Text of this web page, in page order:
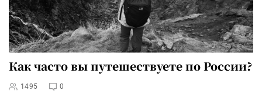
Как часто вы путешествуете по России?
1495 0